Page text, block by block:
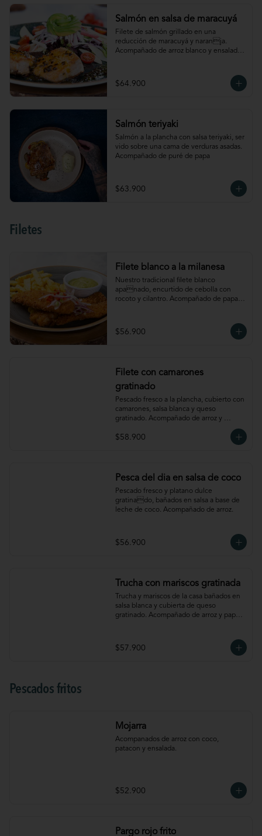
Salmón en salsa de maracuyá
Filete de salmón grillado en una
reducción de maracuyá y naranja.
Acompañado de arroz blanco y ensalada
aguacate
$64.900
Salmón teriyaki
Salmón a la plancha con salsa teriyaki, ser
vido sobre una cama de verduras asadas.
Acompañado de puré de papa
$63.900
Filetes
Filete blanco a la milanesa
Nuestro tradicional filete blanco
apanado, encurtido de cebolla con
rocoto y cilantro. Acompañado de papas
$56.900
Filete con camarones
gratinado
Pescado fresco a la plancha, cubierto con
camarones, salsa blanca y queso
gratinado. Acompañado de arroz y
$58.900
Pesca del dia en salsa de coco
Pescado fresco y platano dulce
gratinado, bañados en salsa a base de
leche de coco. Acompañado de arroz.
$56.900
Trucha con mariscos gratinada
Trucha y mariscos de la casa bañados en
salsa blanca y cubierta de queso
gratinado. Acompañado de arroz y papá a
$57.900
Pescados fritos
Mojarra
Acompanados de arroz con coco,
patacon y ensalada.
$52.900
Pargo rojo frito